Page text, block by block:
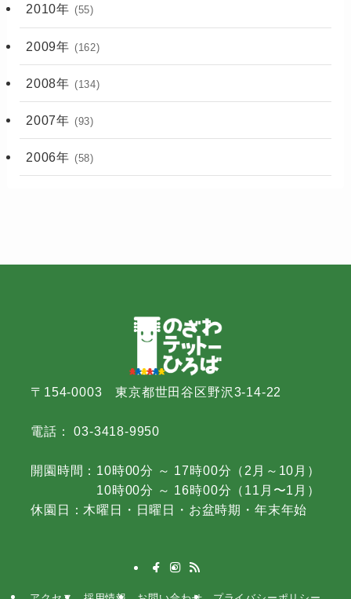
2010年 (55)
2009年 (162)
2008年 (134)
2007年 (93)
2006年 (58)
〒154-0003 東京都世田谷区野沢3-14-22
電話： 03-3418-9950
開園時間：10時00分 ～ 17時00分（2月～10月）
10時00分 ～ 16時00分（11月〜1月）
休園日：木曜日・日曜日・お盆時期・年末年始